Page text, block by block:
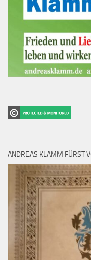
ANDREAS KLAMM FÜRST